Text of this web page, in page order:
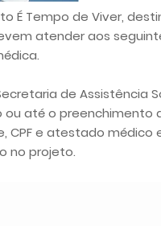
É Tempo de Viver,
atender aos
de Assistência
ou até o preenchimento
e atestado médico
no projeto.